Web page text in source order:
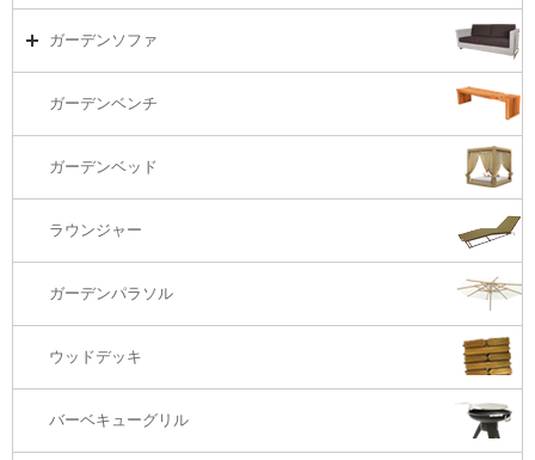
ラウンジ・ベッド
コーヒーテーブル
カウンター・バーテーブル
ガーデンチェアーTOP
カウンター・バーチェアー
ガーデンソファ
ガーデンソファTOP
3Sソファ
オットマン・スツール
ガーデンベンチ
ガーデンベッド
ラウンジャー
ガーデンパラソル
ウッドデッキ
バーベキューグリル